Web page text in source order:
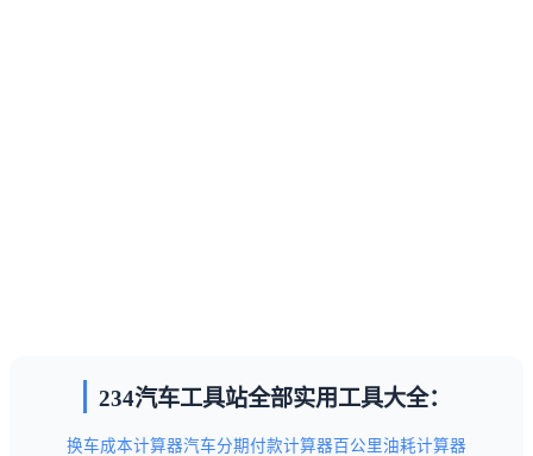
234汽车工具站全部实用工具大全：
换车成本计算器汽车分期付款计算器百公里油耗计算器